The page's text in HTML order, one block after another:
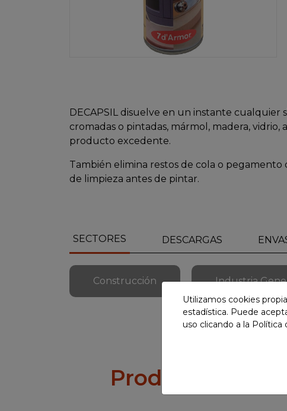
DECAPSIL disuelve en un instante cualquier
cromadas o pintadas, mármol, madera, vidrio,
producto excedente.
También elimina restos de cola o
de limpieza antes de pintar.
SECTORES DESCARGAS
Construcción Industria
Productos
Utilizamos cookies
estadística. Puede
uso clicando a la Política